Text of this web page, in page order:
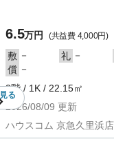
見る
6.5万円 (共益費 4,000円)
敷 － 礼 －
償 －
2階 / 1K / 22.15㎡
2026/08/09 更新
ハウスコム 京急久里浜店